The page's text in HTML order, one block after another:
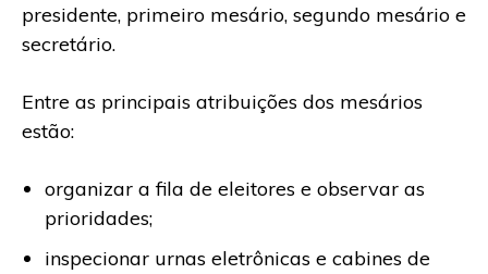
presidente, primeiro mesário, segundo mesário e
secretário.
Entre as principais atribuições dos mesários
estão:
organizar a fila de eleitores e observar as
prioridades;
inspecionar urnas eletrônicas e cabines de